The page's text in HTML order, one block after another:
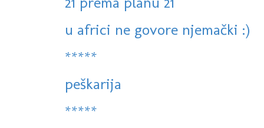
u africi ne govore njemački :)
*****
peškarija
*****